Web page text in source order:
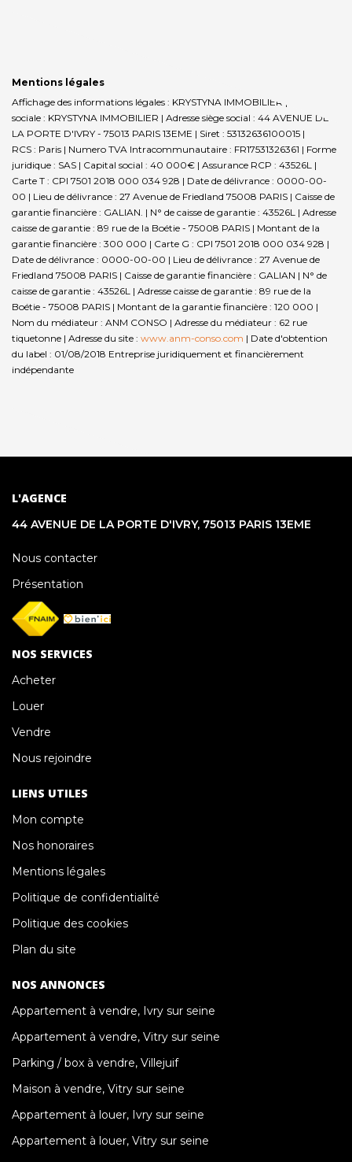
Mentions légales
Affichage des informations légales : KRYSTYNA IMMOBILIER | Raison
sociale : KRYSTYNA IMMOBILIER | Adresse siège social : 44 AVENUE DE
LA PORTE D'IVRY - 75013 PARIS 13EME | Siret : 53132636100015 |
RCS : Paris | Numero TVA Intracommunautaire : FR17531326361 | Forme
juridique : SAS | Capital social : 40 000€ | Assurance RCP : 43526L |
Carte T : CPI 7501 2018 000 034 928 | Date de délivrance : 0000-00-
00 | Lieu de délivrance : 27 Avenue de Friedland 75008 PARIS | Caisse de
garantie financière : GALIAN. | N° de caisse de garantie : 43526L | Adresse
caisse de garantie : 89 rue de la Boétie - 75008 PARIS | Montant de la
garantie financière : 300 000 | Carte G : CPI 7501 2018 000 034 928 |
Date de délivrance : 0000-00-00 | Lieu de délivrance : 27 Avenue de
Friedland 75008 PARIS | Caisse de garantie financière : GALIAN | N° de
caisse de garantie : 43526L | Adresse caisse de garantie : 89 rue de la
Boétie - 75008 PARIS | Montant de la garantie financière : 120 000 |
Nom du médiateur : ANM CONSO | Adresse du médiateur : 62 rue
tiquetonne | Adresse du site : www.anm-conso.com | Date d'obtention
du label : 01/08/2018 Entreprise juridiquement et financièrement
indépendante
L'AGENCE
44 AVENUE DE LA PORTE D'IVRY, 75013 PARIS 13EME
Nous contacter
Présentation
NOS SERVICES
Acheter
Louer
Vendre
Nous rejoindre
LIENS UTILES
Mon compte
Nos honoraires
Mentions légales
Politique de confidentialité
Politique des cookies
Plan du site
NOS ANNONCES
Appartement à vendre, Ivry sur seine
Appartement à vendre, Vitry sur seine
Parking / box à vendre, Villejuif
Maison à vendre, Vitry sur seine
Appartement à louer, Ivry sur seine
Appartement à louer, Vitry sur seine